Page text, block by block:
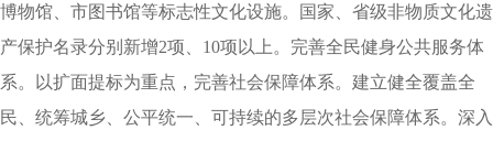
博物馆、市图书馆等标志性文化设施。国家、省级非物质文化遗
产保护名录分别新增2项、10项以上。完善全民健身公共服务体
系。以扩面提标为重点，完善社会保障体系。建立健全覆盖全
民、统筹城乡、公平统一、可持续的多层次社会保障体系。深入